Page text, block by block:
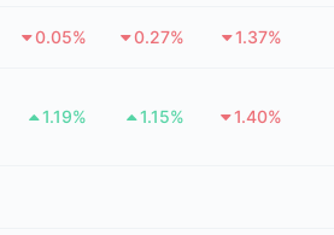
0.05% 0.27% 1.37%
1.19% 1.15% 1.40%